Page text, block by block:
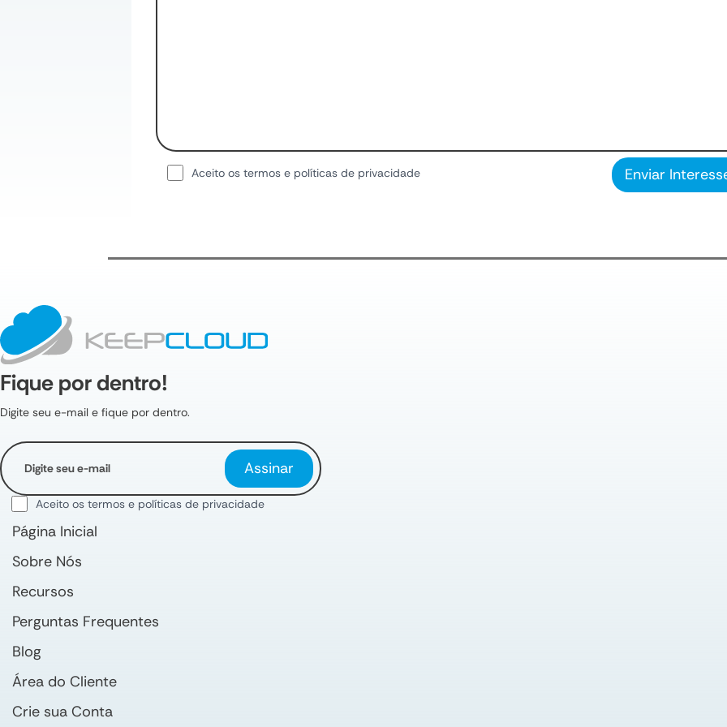
Aceito os termos e políticas de privacidade Enviar
Fique por dentro!
Digite seu e-mail e fique por dentro.
Assinar
Aceito os termos e políticas de privacidade
Página Inicial
Sobre Nós
Recursos
Perguntas Frequentes
Blog
Área do Cliente
Crie sua Conta